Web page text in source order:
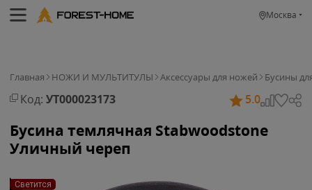
Москва
Главная НОЖИ И МУЛЬТИТУЛЫ Аксессуары для ножей Бусины
Код: УТ000023173 5.0
Бусина темлячная Stabwoodstone
Уличный череп
Светится